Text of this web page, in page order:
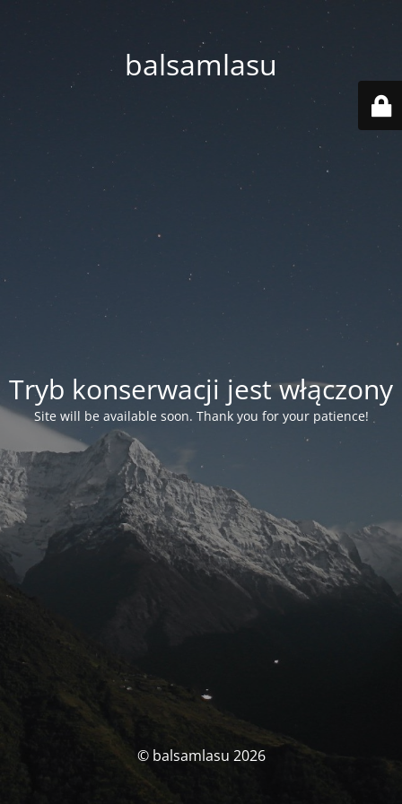
balsamlasu
Tryb konserwacji jest włączony
Site will be available soon. Thank you for your patience!
© balsamlasu 2026